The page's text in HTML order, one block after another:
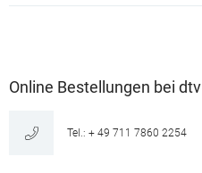
Online Bestellungen bei dtv
Tel.: + 49 711 7860 2254